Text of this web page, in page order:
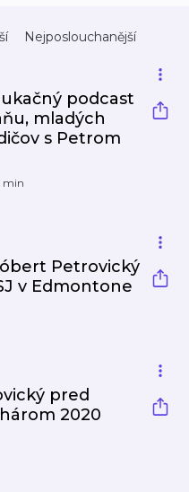
Nejposlouchanější
podcast
mladých
s Petrom
min
Petrovický
v Edmontone
pred
2020